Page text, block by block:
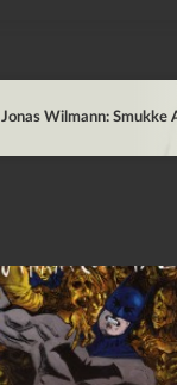
Jonas Wilmann: Smukke